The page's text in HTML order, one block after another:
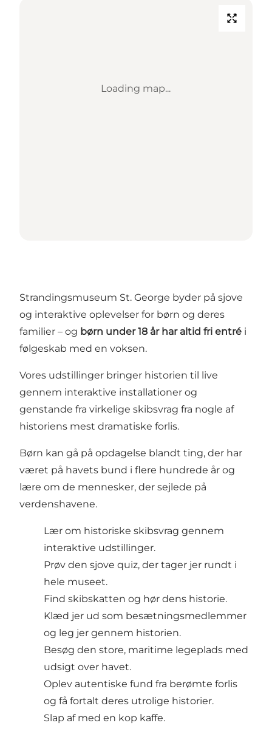
Loading map...
Strandingsmuseum St. George byder på sjove
og interaktive oplevelser for børn og deres
familier – og børn under 18 år har altid fri entré i
følgeskab med en voksen.
Vores udstillinger bringer historien til live
gennem interaktive installationer og
genstande fra virkelige skibsvrag fra nogle af
historiens mest dramatiske forlis.
Børn kan gå på opdagelse blandt ting, der har
været på havets bund i flere hundrede år og
lære om de mennesker, der sejlede på
verdenshavene.
Lær om historiske skibsvrag gennem
interaktive udstillinger.
Prøv den sjove quiz, der tager jer rundt i
hele museet.
Find skibskatten og hør dens historie.
Klæd jer ud som besætningsmedlemmer
og leg jer gennem historien.
Besøg den store, maritime legeplads med
udsigt over havet.
Oplev autentiske fund fra berømte forlis
og få fortalt deres utrolige historier.
Slap af med en kop kaffe.